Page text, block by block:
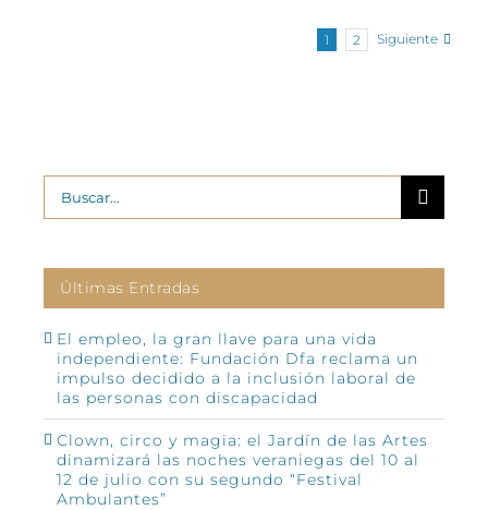
1 2 Siguiente
Buscar:
Últimas Entradas
El empleo, la gran llave para una vida
independiente: Fundación Dfa reclama un
impulso decidido a la inclusión laboral de
las personas con discapacidad
Clown, circo y magia: el Jardín de las Artes
dinamizará las noches veraniegas del 10 al
12 de julio con su segundo “Festival
Ambulantes”